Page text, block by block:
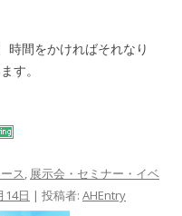
時間をかければそれなり
す。
ス, 展示会・セミナー・イベ
14日 | 投稿者: AHEntry